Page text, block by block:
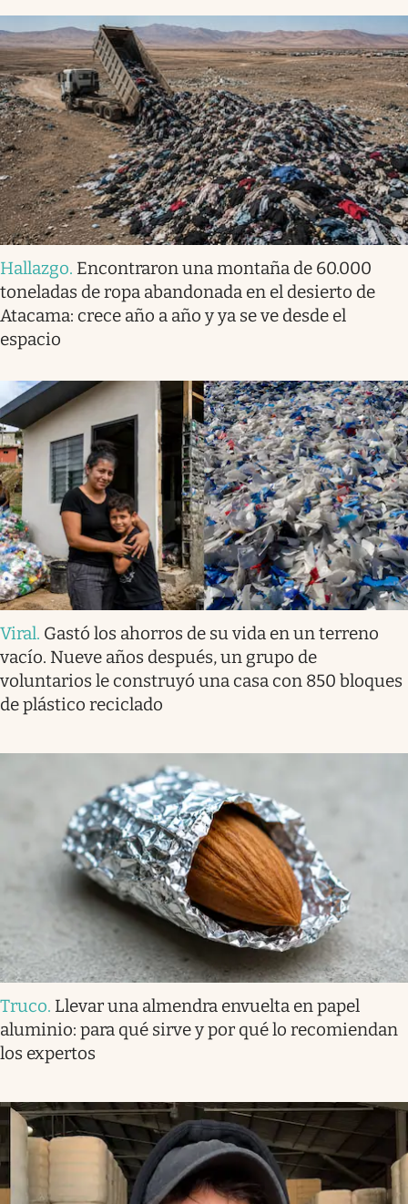
Hallazgo. Encontraron una montaña de 60.000
toneladas de ropa abandonada en el desierto de
Atacama: crece año a año y ya se ve desde el
espacio
Viral. Gastó los ahorros de su vida en un terreno
vacío. Nueve años después, un grupo de
voluntarios le construyó una casa con 850 bloques
de plástico reciclado
Truco. Llevar una almendra envuelta en papel
aluminio: para qué sirve y por qué lo recomiendan
los expertos